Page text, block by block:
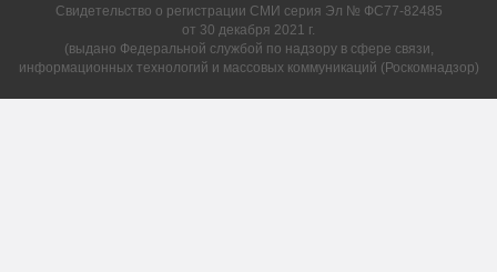
Свидетельство о регистрации СМИ серия Эл № ФС77-82485
от 30 декабря 2021 г.
(выдано Федеральной службой по надзору в сфере связи,
информационных технологий и массовых коммуникаций (Роскомнадзор)